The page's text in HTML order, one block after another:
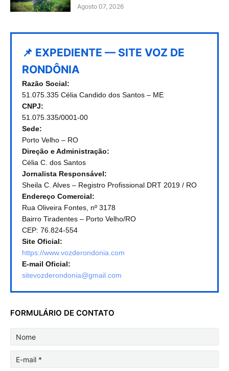
Agosto 07, 2026
📌 EXPEDIENTE — SITE VOZ DE
RONDÔNIA
Razão Social:
51.075.335 Célia Candido dos Santos – ME
CNPJ:
51.075.335/0001-00
Sede:
Porto Velho – RO
Direção e Administração:
Célia C. dos Santos
Jornalista Responsável:
Sheila C. Alves – Registro Profissional DRT 2019 / RO
Endereço Comercial:
Rua Oliveira Fontes, nº 3178
Bairro Tiradentes – Porto Velho/RO
CEP: 76.824-554
Site Oficial:
https://www.vozderondonia.com
E-mail Oficial:
sitevozderondonia@gmail.com
FORMULÁRIO DE CONTATO